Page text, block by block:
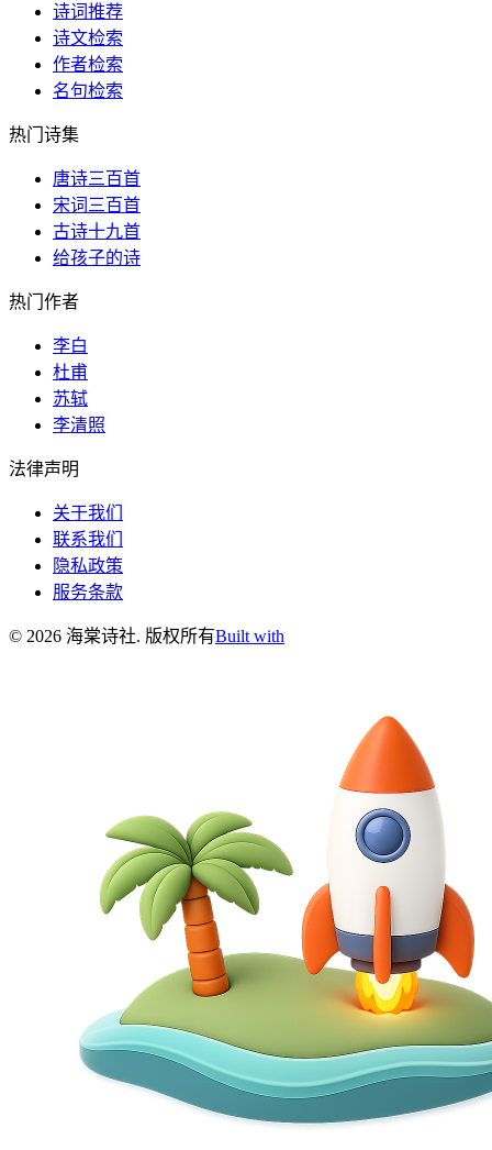
诗词推荐
诗文检索
作者检索
名句检索
热门诗集
唐诗三百首
宋词三百首
古诗十九首
给孩子的诗
热门作者
李白
杜甫
苏轼
李清照
法律声明
关于我们
联系我们
隐私政策
服务条款
© 2026 海棠诗社. 版权所有Built with